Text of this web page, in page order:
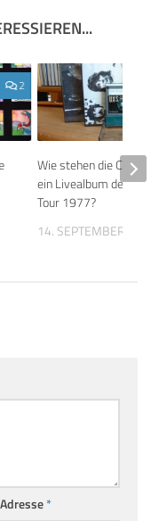
2
Wie stehen die
ein Livealbum der
Tour 1977?
14. SEPTEMBER
*